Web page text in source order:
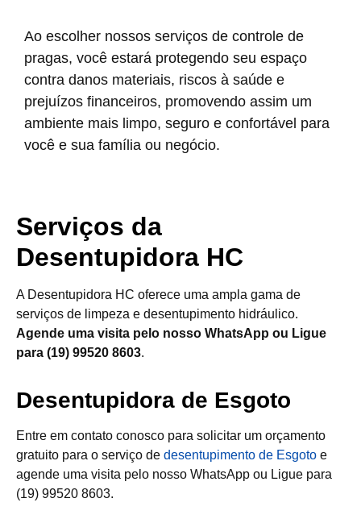
Ao escolher nossos serviços de controle de
pragas, você estará protegendo seu espaço
contra danos materiais, riscos à saúde e
prejuízos financeiros, promovendo assim um
ambiente mais limpo, seguro e confortável para
você e sua família ou negócio.
Serviços da
Desentupidora HC
A Desentupidora HC oferece uma ampla gama de
serviços de limpeza e desentupimento hidráulico.
Agende uma visita pelo nosso WhatsApp ou Ligue
para (19) 99520 8603.
Desentupidora de Esgoto
Entre em contato conosco para solicitar um orçamento
gratuito para o serviço de desentupimento de Esgoto e
agende uma visita pelo nosso WhatsApp ou Ligue para
(19) 99520 8603.